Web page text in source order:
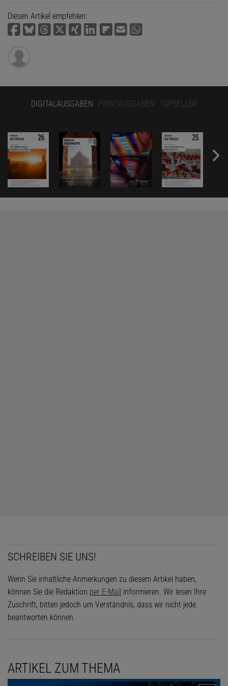
Diesen Artikel empfehlen:
DIGITALAUSGABEN PRINTAUSGABEN TOPSELLER
SCHREIBEN SIE UNS!
Wenn Sie inhaltliche Anmerkungen zu diesem Artikel haben,
können Sie die Redaktion per E-Mail informieren. Wir lesen Ihre
Zuschrift, bitten jedoch um Verständnis, dass wir nicht jede
beantworten können.
ARTIKEL ZUM THEMA